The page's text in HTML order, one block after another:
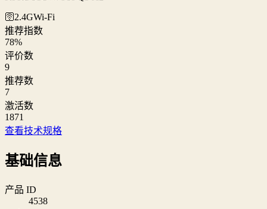
🛜2.4GWi‑Fi
推荐指数
78%
评价数
9
推荐数
7
激活数
1871
查看技术规格
基础信息
产品 ID
4538